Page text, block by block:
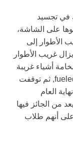
في تجسيد
على الشاشة،
الأطوار إلى
غريب الأطوار
أشياء غريبة
أو مدى طول مدتها، fueled by popular demand, ثم توقفت
العام
من الجائز فيها
أنهم طلاب